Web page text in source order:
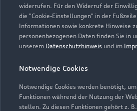
widerrufen. Für den Widerruf der
die "Cookie-Einstellungen" in der
Informationen sowie konkrete Hinweise
personenbezogenen Daten finden Sie in
unserem Datenschutzhinweis und im
Notwendige Cookies
Notwendige Cookies werden benötigt,
Funktionen während der Nutzung der
stellen. Zu diesen Funktionen gehört z.
Kontaktdaten
Öffnungszeiten